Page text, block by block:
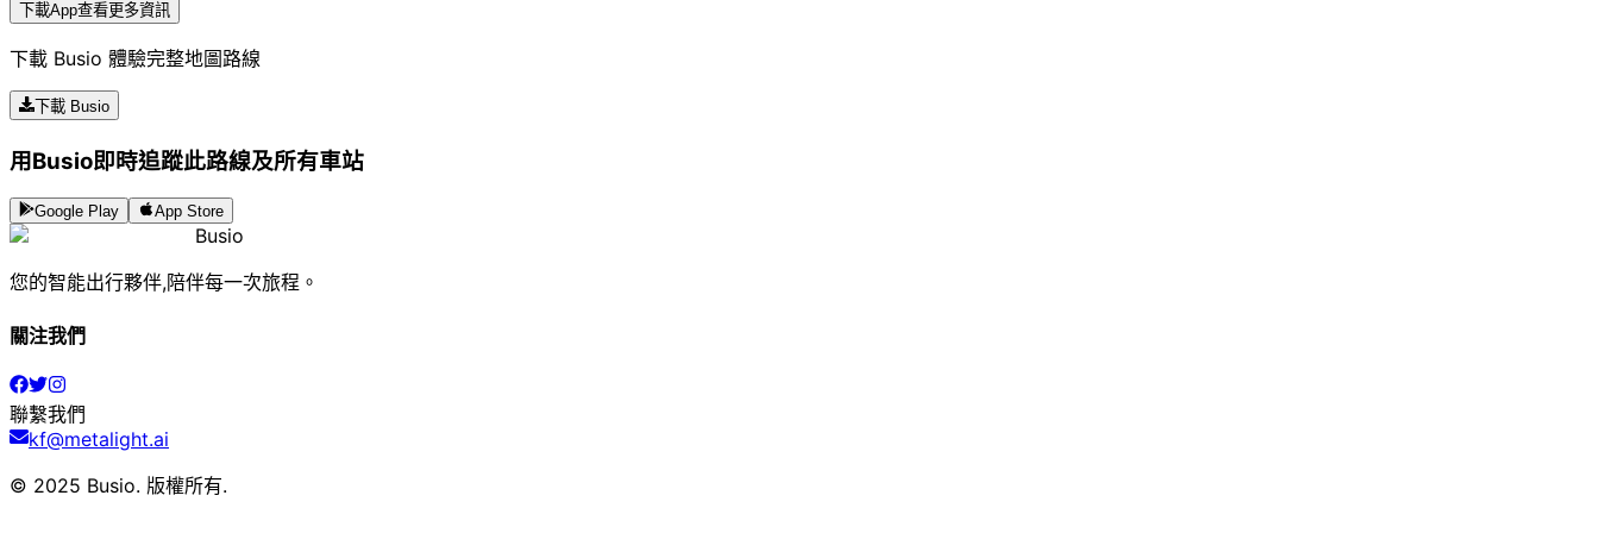
下載App查看更多資訊
下載 Busio 體驗完整地圖路線
下載 Busio
用Busio即時追蹤此路線及所有車站
Google Play App Store
Busio
您的智能出行夥伴,陪伴每一次旅程。
關注我們
聯繫我們
kf@metalight.ai
© 2025 Busio. 版權所有.